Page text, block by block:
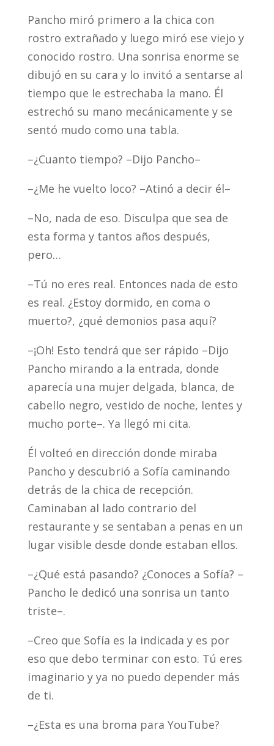
Pancho miró primero a la chica con
rostro extrañado y luego miró ese viejo y
conocido rostro. Una sonrisa enorme se
dibujó en su cara y lo invitó a sentarse al
tiempo que le estrechaba la mano. Él
estrechó su mano mecánicamente y se
sentó mudo como una tabla.
–¿Cuanto tiempo? –Dijo Pancho–
–¿Me he vuelto loco? –Atinó a decir él–
–No, nada de eso. Disculpa que sea de
esta forma y tantos años después,
pero…
–Tú no eres real. Entonces nada de esto
es real. ¿Estoy dormido, en coma o
muerto?, ¿qué demonios pasa aquí?
–¡Oh! Esto tendrá que ser rápido –Dijo
Pancho mirando a la entrada, donde
aparecía una mujer delgada, blanca, de
cabello negro, vestido de noche, lentes y
mucho porte–. Ya llegó mi cita.
Él volteó en dirección donde miraba
Pancho y descubrió a Sofía caminando
detrás de la chica de recepción.
Caminaban al lado contrario del
restaurante y se sentaban a penas en un
lugar visible desde donde estaban ellos.
–¿Qué está pasando? ¿Conoces a Sofía? –
Pancho le dedicó una sonrisa un tanto
triste–.
–Creo que Sofía es la indicada y es por
eso que debo terminar con esto. Tú eres
imaginario y ya no puedo depender más
de ti.
–¿Esta es una broma para YouTube?